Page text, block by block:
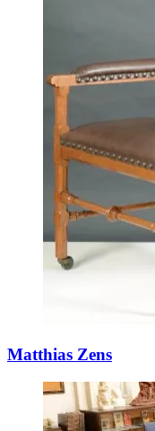
Matthias Zens